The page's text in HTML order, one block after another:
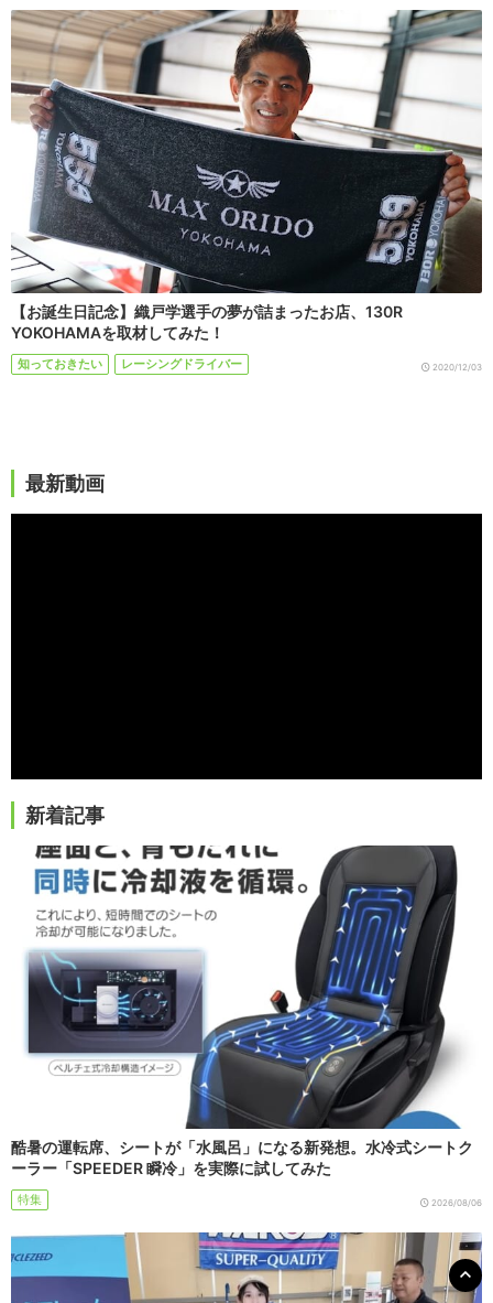
【お誕生日記念】織戸学選手の夢が詰まったお店、130R
YOKOHAMAを取材してみた！
知っておきたい レーシングドライバー 2020/12/03
最新動画
新着記事
酷暑の運転席、シートが「水風呂」になる新発想。水冷式シートク
ーラー「SPEEDER 瞬冷」を実際に試してみた
特集 2026/08/06